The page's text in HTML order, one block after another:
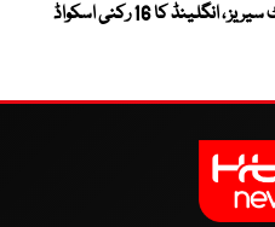
پاکستان کیخلاف ٹیسٹ سیریز ، انگلینڈ کا 16 رکنی اسکواڈ